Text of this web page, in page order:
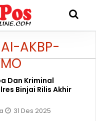
AKBP-
Dan Kriminal
Binjai Rilis Akhir
31 Des 2025